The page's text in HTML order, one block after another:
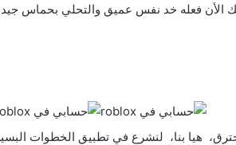
الأن فعله خد نفس عميق والتحلي بحماس جيد،
هيا بنا، لنشرع في تطبيق الخطوات